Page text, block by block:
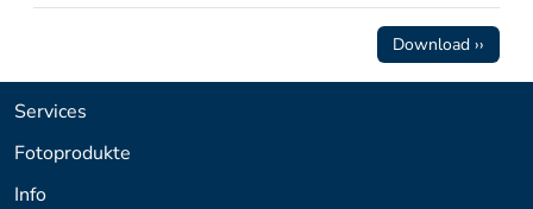
Download ››
Services
Fotoprodukte
Info